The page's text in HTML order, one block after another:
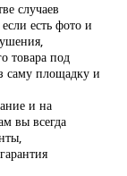
случаев
есть фото и
товара под
саму площадку и
и на
вы всегда